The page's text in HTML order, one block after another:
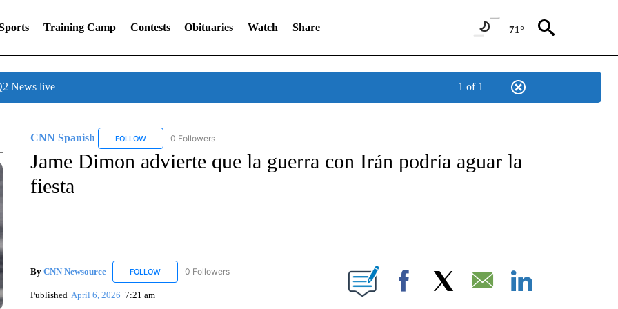
Training Camp Contests Obituaries Watch Share 71°
News live 1 of 1
CNN Spanish FOLLOWFOLLOW "CNN SPANISH" TO RECEIVE NOTIFICATIONS ABOUT NEW PAGES ON "CNN SPANISH".
0 Followers
Jame Dimon advierte que la guerra con Irán podría aguar la
fiesta
By CNN Newsource FOLLOWFOLLOW "CNN NEWSOURCE" TO RECEIVE NOTIFICATIONS ABOUT NEW PAGES ON "CNN NEWSOURCE".
0 Followers
Published April 6, 2026 7:21 am Facebook Email